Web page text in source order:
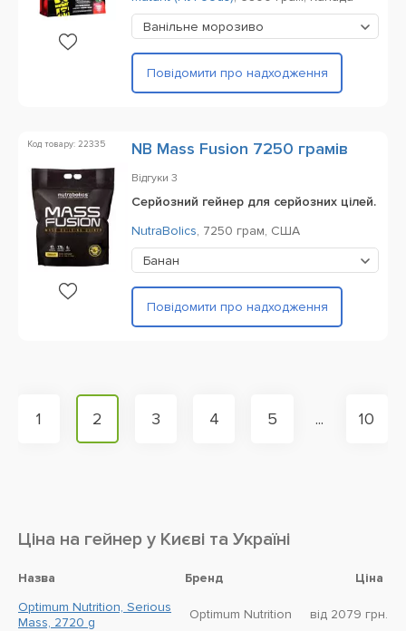
Ванільне морозиво
Повідомити про надходження
Код товару: 22335 NB Mass Fusion 7250 грамів
Відгуки 3
Серйозний гейнер для серйозних цілей.
NutraBolics, 7250 грам, США
Банан
Повідомити про надходження
1 2 3 4 5 ... 10
Ціна на гейнер у Києві та Україні
Назва Бренд
Ціна
Optimum Nutrition, Serious
Mass, 2720 g
Optimum Nutrition від 2079 грн.